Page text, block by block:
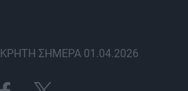
ΚΡΗΤΗ ΣΗΜΕΡΑ 01.04.2026